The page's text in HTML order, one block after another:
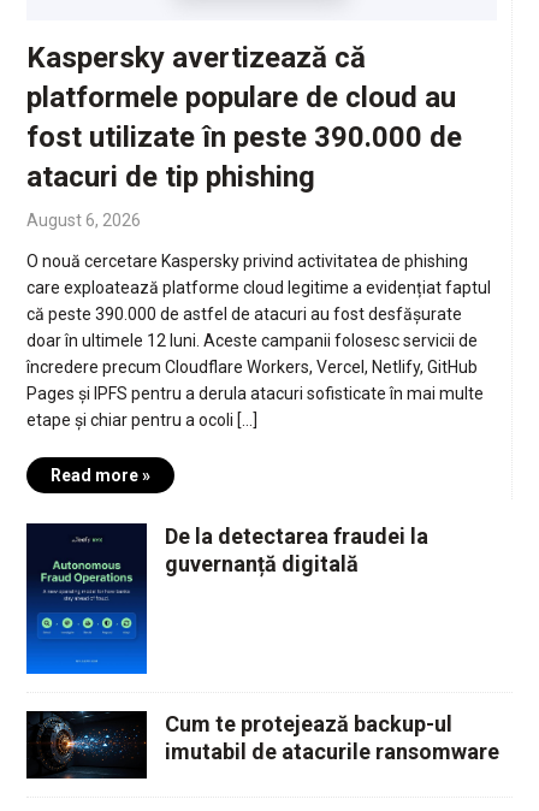
Kaspersky avertizează că
platformele populare de cloud au
fost utilizate în peste 390.000 de
atacuri de tip phishing
August 6, 2026
O nouă cercetare Kaspersky privind activitatea de phishing
care exploatează platforme cloud legitime a evidențiat faptul
că peste 390.000 de astfel de atacuri au fost desfășurate
doar în ultimele 12 luni. Aceste campanii folosesc servicii de
încredere precum Cloudflare Workers, Vercel, Netlify, GitHub
Pages și IPFS pentru a derula atacuri sofisticate în mai multe
etape și chiar pentru a ocoli […]
Read more »
De la detectarea fraudei la
guvernanță digitală
Cum te protejează backup-ul
imutabil de atacurile ransomware